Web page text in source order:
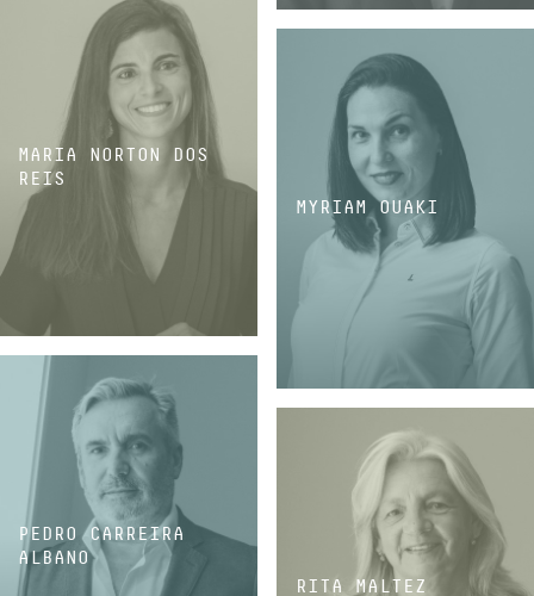
SÓCIO
MARIA NORTON DOS
REIS
SÓCIA
MYRIAM OUAKI
SÓCIA
PEDRO CARREIRA
ALBANO
RITA MALTEZ